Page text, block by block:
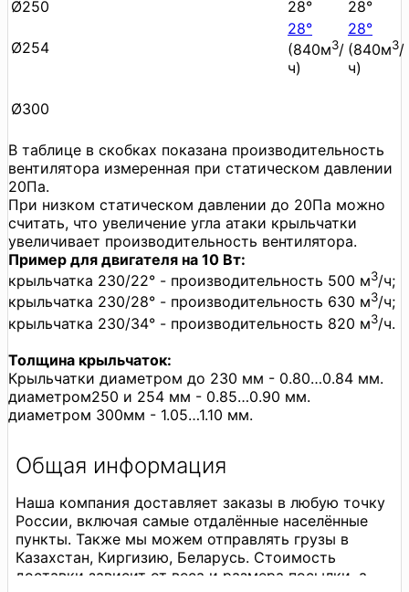
Ø250 28° 28°
Ø254
28°
(840м3/
ч)
28°
(840м3/
ч)
Ø300
В таблице в скобках показана производительность
вентилятора измеренная при статическом давлении
20Па.
При низком статическом давлении до 20Па можно
считать, что увеличение угла атаки крыльчатки
увеличивает производительность вентилятора.
Пример для двигателя на 10 Вт:
крыльчатка 230/22° - производительность 500 м3/ч;
крыльчатка 230/28° - производительность 630 м3/ч;
крыльчатка 230/34° - производительность 820 м3/ч.
Толщина крыльчаток:
Крыльчатки диаметром до 230 мм - 0.80…0.84 мм.
диаметром250 и 254 мм - 0.85…0.90 мм.
диаметром 300мм - 1.05…1.10 мм.